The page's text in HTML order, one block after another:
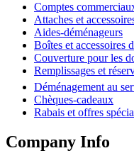
Comptes
Attaches et
Aides-déménageurs
Boîtes et accessoires
Couverture pour les
Remplissages et
Déménagement au
Chèques-cadeaux
Rabais et offres
Company Info